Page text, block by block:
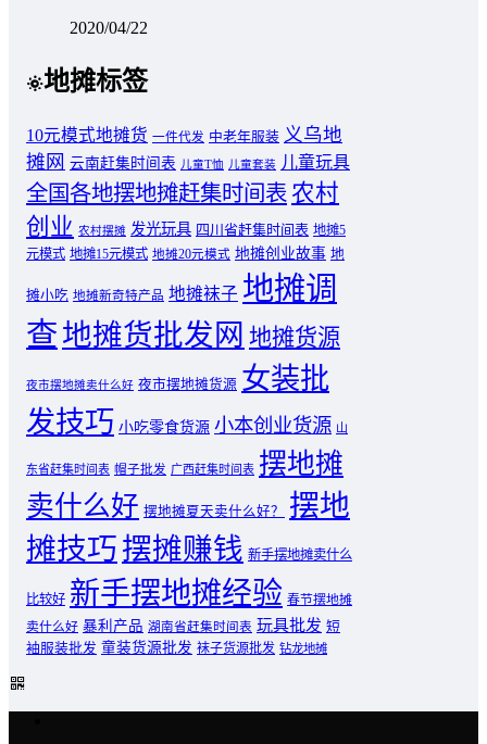
2020/04/22
地摊标签
10元模式地摊货 一件代发 中老年服装 义乌地
摊网 云南赶集时间表 儿童T恤 儿童套装 儿童玩具
全国各地摆地摊赶集时间表 农村
创业 农村摆摊 发光玩具 四川省赶集时间表 地摊5
元模式 地摊15元模式 地摊20元模式 地摊创业故事 地
摊小吃 地摊新奇特产品 地摊袜子 地摊调
查地摊货批发网 地摊货源
夜市摆地摊卖什么好 夜市摆地摊货源 女装批
发技巧 小吃零食货源 小本创业货源 山
东省赶集时间表 帽子批发 广西赶集时间表 摆地摊
卖什么好 摆地摊夏天卖什么好？
摆地
摊技巧摆摊赚钱 新手摆地摊卖什么
比较好 新手摆地摊经验 春节摆地摊
卖什么好 暴利产品 湖南省赶集时间表 玩具批发 短
袖服装批发 童装货源批发 袜子货源批发 钻龙地摊